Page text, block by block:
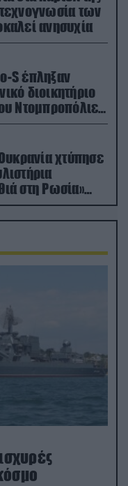
των
ανησυχία
S έπληξαν
διοικητήριο
Ντομπροπόλιε
χτύπησε
στη Ρωσία»